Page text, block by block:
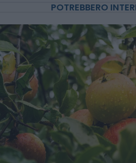
POTREBBERO